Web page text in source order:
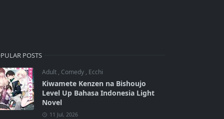
POSTS
Adult , Comedy , Ecchi
Kiwamete Kenzen na Bishoujo
Level Up Bahasa Indonesia Light
Novel
11 Jul, 2026